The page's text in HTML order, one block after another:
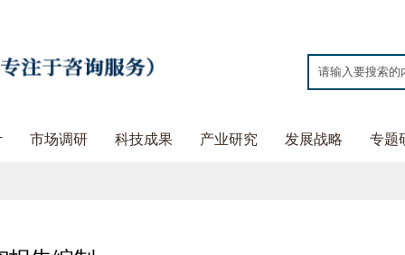
市场调研 科技成果 产业研究 发展战略 专题